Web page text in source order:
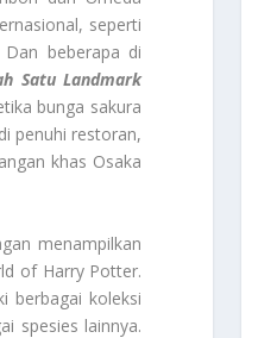
seperti
beberapa di
Satu Landmark
bunga sakura
penuhi restoran,
khas Osaka
menampilkan
of Harry Potter.
berbagai koleksi
spesies lainnya.